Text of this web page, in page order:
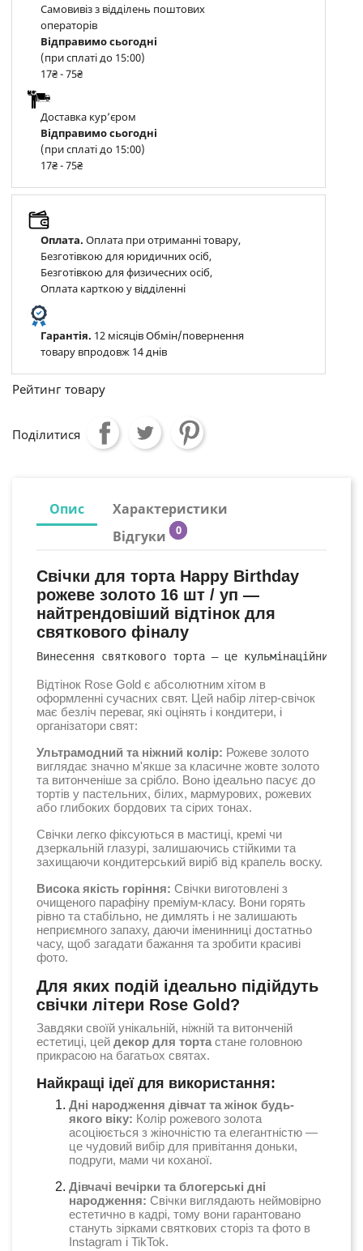
Самовивіз з відділень поштових
операторів
Відправимо сьогодні
(при сплаті до 15:00)
17₴ - 75₴
Доставка курʼєром
Відправимо сьогодні
(при сплаті до 15:00)
17₴ - 75₴
Оплата. Оплата при отриманні товару,
Безготівкою для юридичних осіб,
Безготівкою для физичесних осіб,
Оплата карткою у відділенні
Гарантія. 12 місяців Обмін/повернення
товару впродовж 14 днів
Рейтинг товару
Поділитися
Опис
Характеристики
Відгуки
0
Свічки для торта Happy Birthday
рожеве золото 16 шт / уп —
найтрендовіший відтінок для
святкового фіналу
Винесення святкового торта — це кульмінаційний
Відтінок Rose Gold є абсолютним хітом в
оформленні сучасних свят. Цей набір літер-свічок
має безліч переваг, які оцінять і кондитери, і
організатори свят:
Ультрамодний та ніжний колір: Рожеве золото
виглядає значно м'якше за класичне жовте золото
та витонченіше за срібло. Воно ідеально пасує до
тортів у пастельних, білих, мармурових, рожевих
або глибоких бордових та сірих тонах.
Свічки легко фіксуються в мастиці, кремі чи
дзеркальній глазурі, залишаючись стійкими та
захищаючи кондитерський виріб від крапель воску.
Висока якість горіння: Свічки виготовлені з
очищеного парафіну преміум-класу. Вони горять
рівно та стабільно, не димлять і не залишають
неприємного запаху, даючи іменинниці достатньо
часу, щоб загадати бажання та зробити красиві
фото.
Для яких подій ідеально підійдуть
свічки літери Rose Gold?
Завдяки своїй унікальній, ніжній та витонченій
естетиці, цей декор для торта стане головною
прикрасою на багатьох святах.
Найкращі ідеї для використання:
Дні народження дівчат та жінок будь-
якого віку: Колір рожевого золота
асоціюється з жіночністю та елегантністю —
це чудовий вибір для привітання доньки,
подруги, мами чи коханої.
Дівчачі вечірки та блогерські дні
народження: Свічки виглядають неймовірно
естетично в кадрі, тому вони гарантовано
стануть зірками святкових сторіз та фото в
Instagram і TikTok.